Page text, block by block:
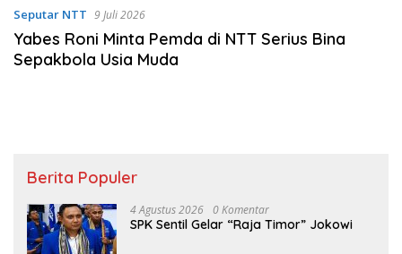
Seputar NTT 9 Juli 2026
Yabes Roni Minta Pemda di NTT Serius Bina
Sepakbola Usia Muda
Berita Populer
4 Agustus 2026 0 Komentar
SPK Sentil Gelar “Raja Timor” Jokowi